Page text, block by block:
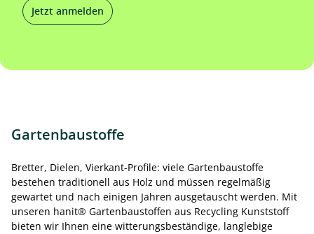
Jetzt anmelden
Gartenbaustoffe
Bretter, Dielen, Vierkant-Profile: viele Gartenbaustoffe
bestehen traditionell aus Holz und müssen regelmäßig
gewartet und nach einigen Jahren ausgetauscht werden. Mit
unseren hanit® Gartenbaustoffen aus Recycling Kunststoff
bieten wir Ihnen eine witterungsbeständige, langlebige